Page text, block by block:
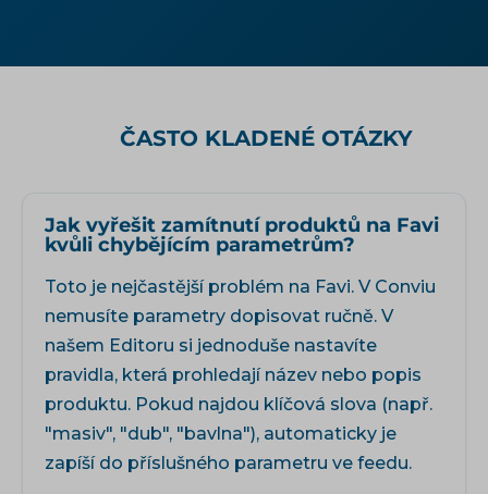
ČASTO KLADENÉ OTÁZKY
Jak vyřešit zamítnutí produktů na Favi
kvůli chybějícím parametrům?
Toto je nejčastější problém na Favi. V Conviu
nemusíte parametry dopisovat ručně. V
našem Editoru si jednoduše nastavíte
pravidla, která prohledají název nebo popis
produktu. Pokud najdou klíčová slova (např.
"masiv", "dub", "bavlna"), automaticky je
zapíší do příslušného parametru ve feedu.